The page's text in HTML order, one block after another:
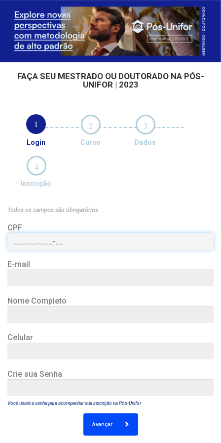
FAÇA SEU MESTRADO OU DOUTORADO NA PÓS-
UNIFOR | 2023
1
Login
2
Curso
3
Dados
4
Inscrição
Todos os campos são obrigatórios
CPF
E-mail
Nome Completo
Celular
Crie sua Senha
Você usará a senha para acompanhar sua inscrição na Pós-Unifor
Avançar